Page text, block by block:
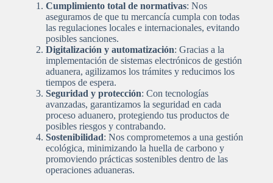
Cumplimiento total de normativas: Nos
aseguramos de que tu mercancía cumpla con todas
las regulaciones locales e internacionales, evitando
posibles sanciones.
Digitalización y automatización: Gracias a la
implementación de sistemas electrónicos de gestión
aduanera, agilizamos los trámites y reducimos los
tiempos de espera.
Seguridad y protección: Con tecnologías
avanzadas, garantizamos la seguridad en cada
proceso aduanero, protegiendo tus productos de
posibles riesgos y contrabando.
Sostenibilidad: Nos comprometemos a una gestión
ecológica, minimizando la huella de carbono y
promoviendo prácticas sostenibles dentro de las
operaciones aduaneras.